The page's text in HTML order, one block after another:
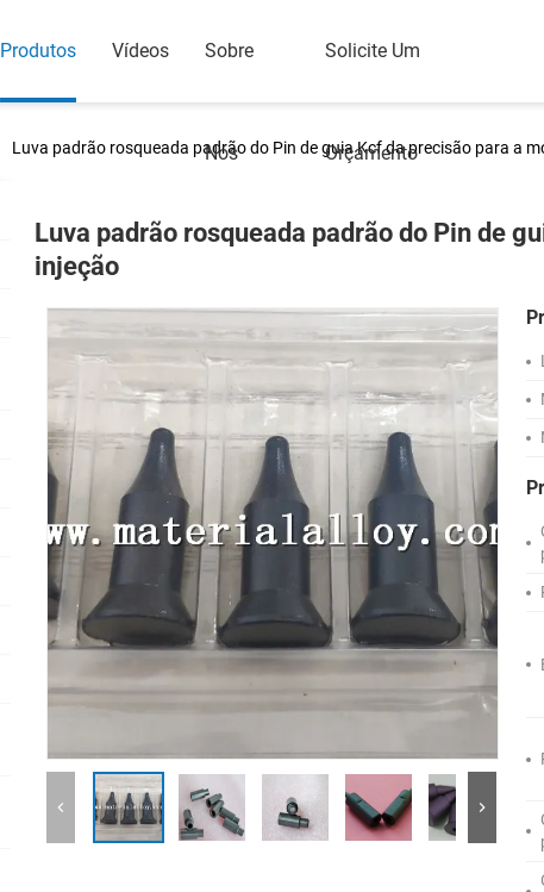
Produtos Vídeos Sobre
Nós
Solicite Um
Orçamento
Luva padrão rosqueada padrão do Pin de guia Kcf da precisão para a
Luva padrão rosqueada padrão do Pin de
injeção